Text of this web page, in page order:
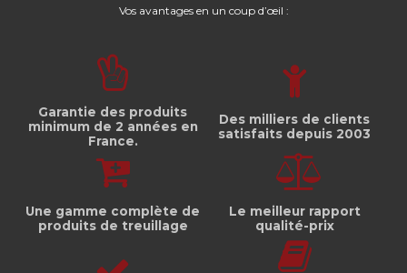
Vos avantages en un coup d’œil :
Garantie des produits
minimum de 2 années en
France.
Des milliers de clients
satisfaits depuis 2003
Une gamme complète de
produits de treuillage
Le meilleur rapport
qualité-prix